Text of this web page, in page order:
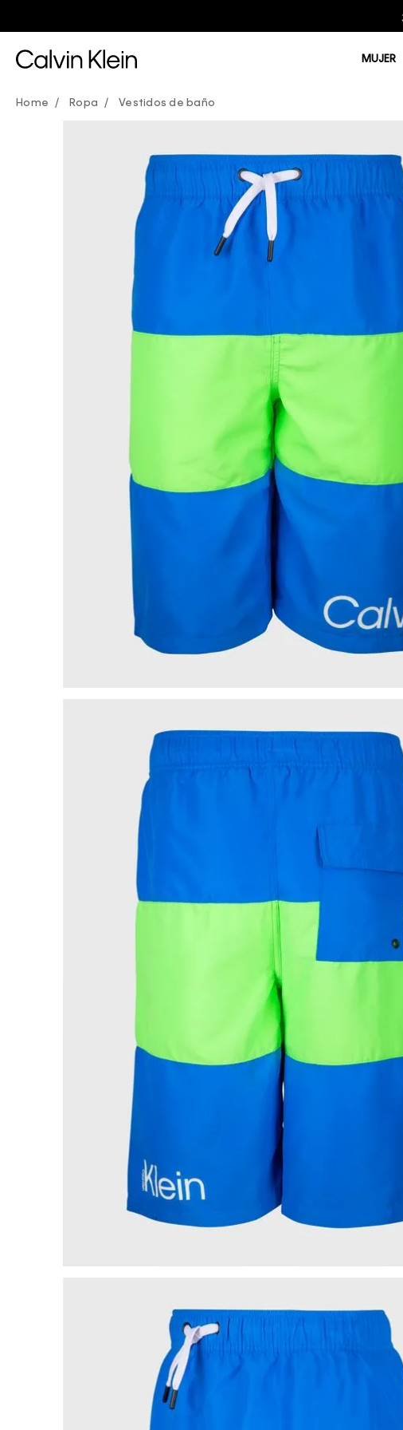
MUJER
Ropa Vestidos de baño